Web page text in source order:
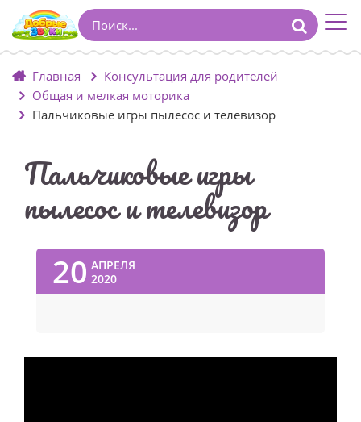
Главная
Консультация для родителей
Общая и мелкая моторика
Пальчиковые игры пылесос и телевизор
Пальчиковые игры
пылесос и телевизор
20 АПРЕЛЯ
2020